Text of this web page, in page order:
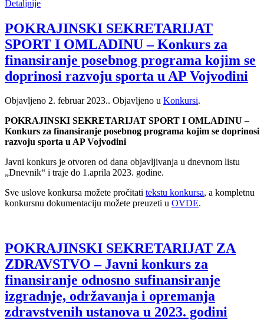
Detaljnije
POKRAJINSKI SEKRETARIJAT
SPORT I OMLADINU – Konkurs za
finansiranje posebnog programa kojim se
doprinosi razvoju sporta u AP Vojvodini
Objavljeno 2. februar 2023.. Objavljeno u Konkursi.
POKRAJINSKI SEKRETARIJAT SPORT I OMLADINU –
Konkurs za finansiranje posebnog programa kojim se doprinosi
razvoju sporta u AP Vojvodini
Javni konkurs je otvoren od dana objavljivanja u dnevnom listu
„Dnevnik“ i traje do 1.aprila 2023. godine.
Sve uslove konkursa možete pročitati tekstu konkursa, a kompletnu
konkursnu dokumentaciju možete preuzeti u OVDE.
POKRAJINSKI SEKRETARIJAT ZA
ZDRAVSTVO – Javni konkurs za
finansiranje odnosno sufinansiranje
izgradnje, održavanja i opremanja
zdravstvenih ustanova u 2023. godini